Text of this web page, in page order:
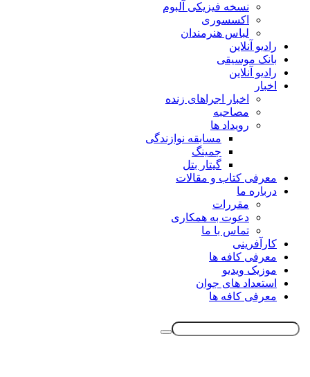
نسخه فیزیکی آلبوم
اکسسوری
لباس هنرمندان
رادیو آنلاین
بانک موسیقی
رادیو آنلاین
اخبار
اخبار اجراهای زنده
مصاحبه
رویداد ها
مسابقه نوازندگی
جمینگ
گیتار بتل
معرفی کتاب و مقالات
درباره ما
مقررات
دعوت به همکاری
تماس با ما
کارآفرینی
معرفی کافه ها
موزیک ویدیو
استعداد های جوان
معرفی کافه ها